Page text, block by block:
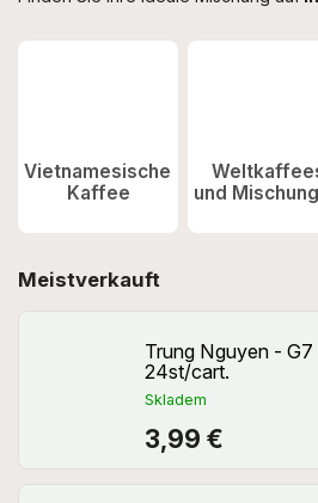
Vietnamesischer
Kaffee
und
Meistverkauft
Trung Nguyen - G7
24st/cart.
Skladem
3,99 €